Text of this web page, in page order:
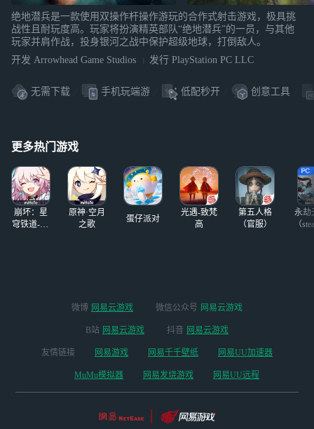
绝地潜兵是一款使用双操作杆操作游玩的合作式射击游戏，极具挑
战性且耐玩度高。玩家将扮演精英部队“绝地潜兵”的一员，与其他
玩家并肩作战，投身银河之战中保护超级地球，打倒敌人。
开发 Arrowhead Game Studios
发行 PlayStation PC LLC
无需下载 手机玩端游 低配秒开 创意工具
更多热门游戏
崩坏：星
穹铁道-4.4
原神·空月
之歌
蛋仔派对
光遇-致梵
高
第五人格
（官服）
永劫
（
微博 网易云游戏 微信公众号 网易云游戏
B站 网易云游戏 抖音 网易云游戏
友情链接 网易游戏 网易千千壁纸 网易UU加速器
MuMu模拟器 网易发烧游戏 网易UU远程